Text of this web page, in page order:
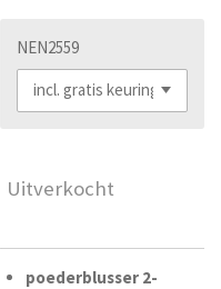
NEN2559
Uitverkocht
poederblusser 2-